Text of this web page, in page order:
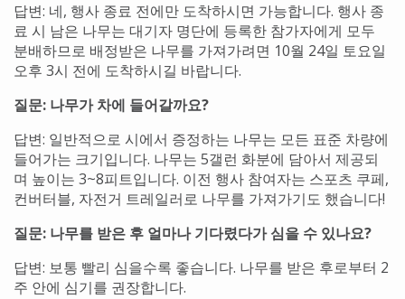
답변: 네, 행사 종료 전에만 도착하시면 가능합니다. 행사 종
료 시 남은 나무는 대기자 명단에 등록한 참가자에게 모두
분배하므로 배정받은 나무를 가져가려면 10월 24일 토요일
오후 3시 전에 도착하시길 바랍니다.
질문: 나무가 차에 들어갈까요?
답변: 일반적으로 시에서 증정하는 나무는 모든 표준 차량에
들어가는 크기입니다. 나무는 5갤런 화분에 담아서 제공되
며 높이는 3~8피트입니다. 이전 행사 참여자는 스포츠 쿠페,
컨버터블, 자전거 트레일러로 나무를 가져가기도 했습니다!
질문: 나무를 받은 후 얼마나 기다렸다가 심을 수 있나요?
답변: 보통 빨리 심을수록 좋습니다. 나무를 받은 후로부터 2
주 안에 심기를 권장합니다.